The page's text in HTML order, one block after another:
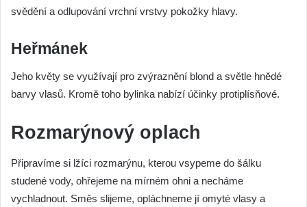
svědění a odlupování vrchní vrstvy pokožky hlavy.
Heřmánek
Jeho květy se využívají pro zvýraznění blond a světle hnědé
barvy vlasů. Kromě toho bylinka nabízí účinky protiplísňové.
Rozmarýnový oplach
Připravíme si lžíci rozmarýnu, kterou vsypeme do šálku
studené vody, ohřejeme na mírném ohni a necháme
vychladnout. Směs slijeme, opláchneme jí omyté vlasy a